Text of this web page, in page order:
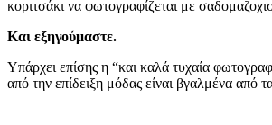
κοριτσάκι να φωτογραφίζεται με
Και εξηγούμαστε.
Υπάρχει επίσης η “και καλά τυχαία
από την επίδειξη μόδας είναι βγαλμένα από